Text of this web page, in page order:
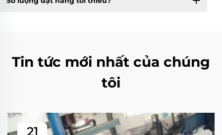
Tin tức mới nhất của chúng
tôi
21